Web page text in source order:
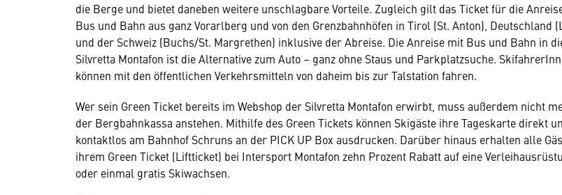
die Berge und bietet daneben weitere unschlagbare Vorteile. Zugleich gilt das Ticket für die
Bus und Bahn aus ganz Vorarlberg und von den Grenzbahnhöfen in Tirol (St. Anton), Deutschland
und der Schweiz (Buchs/St. Margrethen) inklusive der Abreise. Die Anreise mit Bus und Bahn in
Silvretta Montafon ist die Alternative zum Auto – ganz ohne Staus und Parkplatzsuche.
können mit den öffentlichen Verkehrsmitteln von daheim bis zur Talstation fahren.
Wer sein Green Ticket bereits im Webshop der Silvretta Montafon erwirbt, muss außerdem nicht
der Bergbahnkassa anstehen. Mithilfe des Green Tickets können Skigäste ihre Tageskarte direkt
kontaktlos am Bahnhof Schruns an der PICK UP Box ausdrucken. Darüber hinaus erhalten alle
ihrem Green Ticket (Liftticket) bei Intersport Montafon zehn Prozent Rabatt auf eine
oder einmal gratis Skiwachsen.